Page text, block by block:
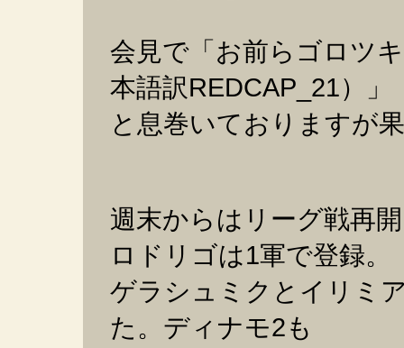
会見で「お前らゴロツ
本語訳REDCAP_21）」
と息巻いておりますが
週末からはリーグ戦再
ロドリゴは1軍で登録。
ゲラシュミクとイリミ
た。ディナモ2も